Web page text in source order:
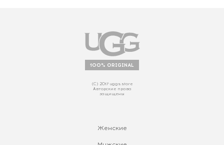
100% ORIGINAL
(С) 2017 uggs.store
Авторские права
защищены
Женские